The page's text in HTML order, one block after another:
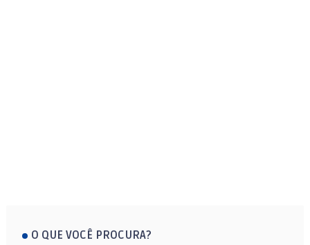
O QUE VOCÊ PROCURA?